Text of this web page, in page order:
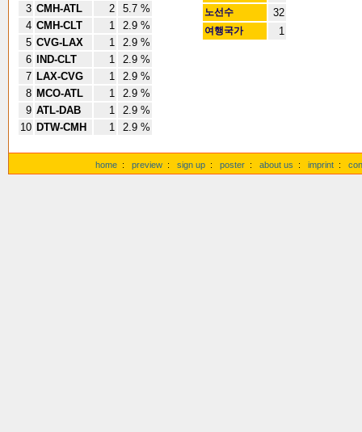
3 CMH-ATL 2
5.7 %
4 CMH-CLT 1
2.9 %
5 CVG-LAX 1
2.9 %
6
IND-CLT 1
2.9 %
7 LAX-CVG 1
2.9 %
8 MCO-ATL 1
2.9 %
9 ATL-DAB 1
2.9 %
10 DTW-CMH 1 2.9 %
노선수 32
여행국가 1
home : preview : sign up : poster : about us : imprint :